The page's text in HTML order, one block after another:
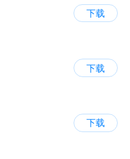
下载
下载
下载